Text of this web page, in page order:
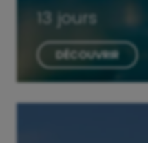
13 jours
DÉCOUVRIR